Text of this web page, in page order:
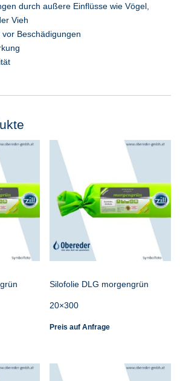
durch außere Einflüsse wie Vögel,
Vieh
Beschädigungen
Silofolie DLG morgengrün
20×300
Preis auf Anfrage